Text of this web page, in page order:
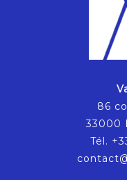
86
33000
Tél.